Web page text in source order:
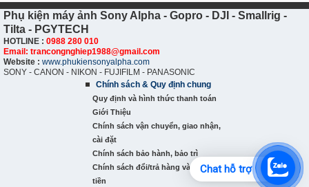
Phụ kiện máy ảnh Sony Alpha - Gopro - DJI - Smallrig -
Tilta - PGYTECH
HOTLINE : 0988 280 010
Email: trancongnghiep1988@gmail.com
Website : www.phukiensonyalpha.com
SONY - CANON - NIKON - FUJIFILM - PANASONIC
Chính sách & Quy định chung
Quy định và hình thức thanh toán
Giới Thiệu
Chính sách vận chuyển, giao nhận,
cài đặt
Chính sách bảo hành, bảo trì
Chính sách đổi/trả hàng và hoàn
tiền
Chat hỗ trợ